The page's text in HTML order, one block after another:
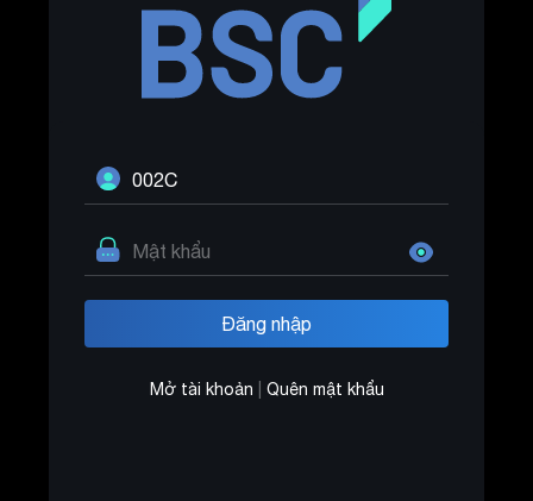
Mở tài khoản Quên mật khẩu